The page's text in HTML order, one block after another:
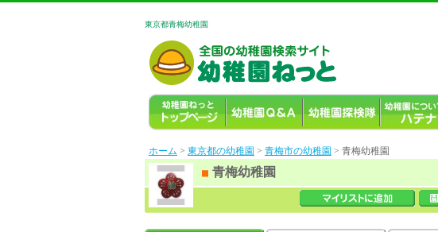
東京都青梅幼稚園
ホーム > 東京都の幼稚園 > 青梅市の幼稚園 > 青梅幼稚園
青梅幼稚園